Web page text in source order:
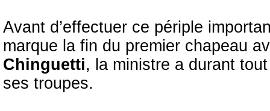
Avant d’effectuer ce périple
marque la fin du premier chapeau
Chinguetti, la ministre a durant
ses troupes.